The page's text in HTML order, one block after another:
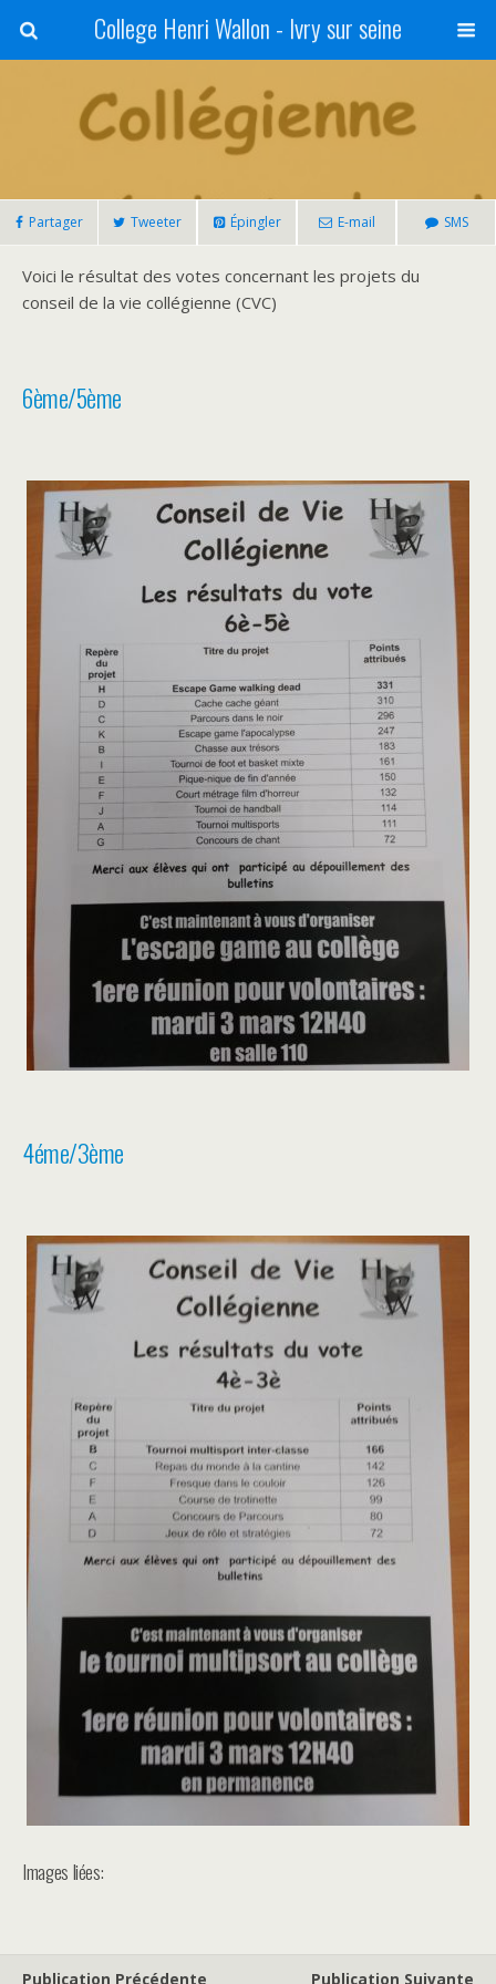
College Henri Wallon - Ivry sur seine
Partager Tweeter Épingler E-mail SMS
Voici le résultat des votes concernant les projets du
conseil de la vie collégienne (CVC)
6ème/5ème
4éme/3ème
Images liées:
Publication Précédente Publication Suivante